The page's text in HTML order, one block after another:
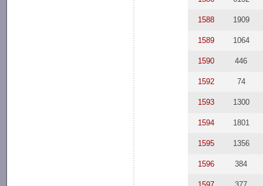
1588 1909
1589 1064
1590 446
1592 74
1593 1300
1594 1801
1595 1356
1596 384